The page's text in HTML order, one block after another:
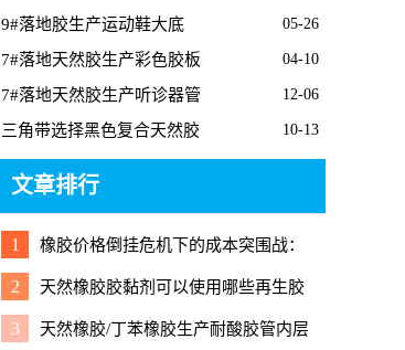
桥梁支座
05-26
9#落地胶生产运动鞋大底
04-10
7#落地天然胶生产彩色胶板
12-06
7#落地天然胶生产听诊器管
10-13
三角带选择黑色复合天然胶
文章排行
1
橡胶价格倒挂危机下的成本突围战：
再生胶能否成为救命稻草？
2
天然橡胶胶黏剂可以使用哪些再生胶
降成本？
3
天然橡胶/丁苯橡胶生产耐酸胶管内层